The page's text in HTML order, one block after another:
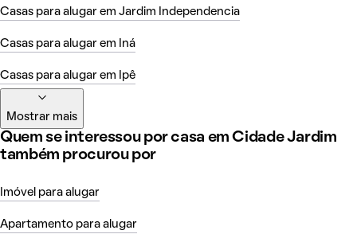
Casas para alugar em Jardim Independencia
Casas para alugar em Iná
Casas para alugar em Ipê
Mostrar mais
Quem se interessou por casa em Cidade Jardim
também procurou por
Imóvel para alugar
Apartamento para alugar